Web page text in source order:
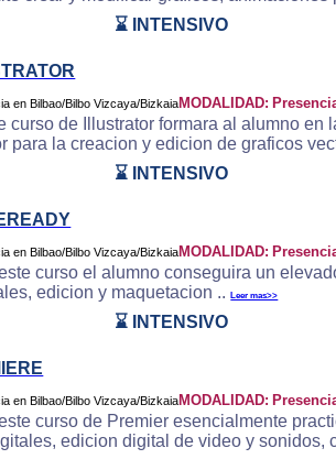
⌛ INTENSIVO
MODALIDAD:
curso de Illustrator formara al alumno
para la creacion y edicion de graficos
⌛ INTENSIVO
MODALIDAD:
curso el alumno conseguira un
edicion y maquetacion ..Leer mas>>
⌛ INTENSIVO
MODALIDAD:
curso de Premier esencialmente
edicion digital de video y